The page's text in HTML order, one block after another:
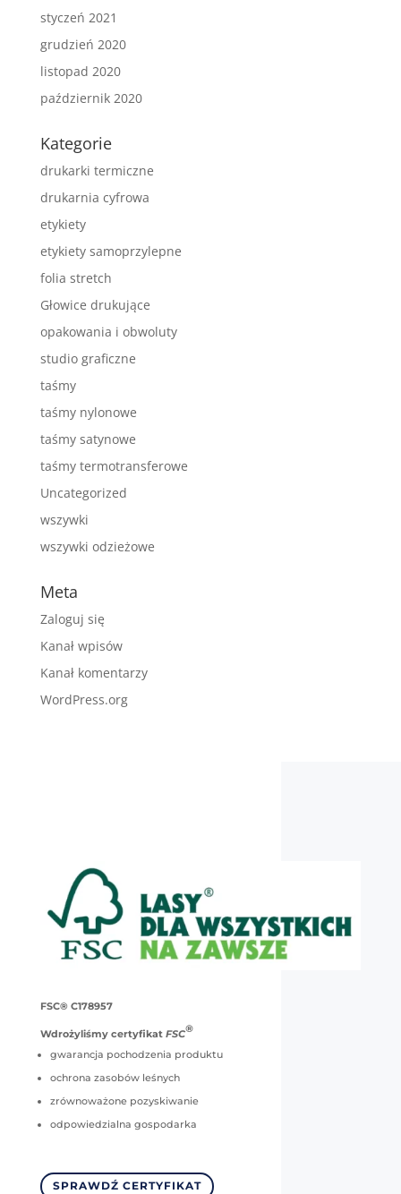
styczeń 2021
grudzień 2020
listopad 2020
październik 2020
Kategorie
drukarki termiczne
drukarnia cyfrowa
etykiety
etykiety samoprzylepne
folia stretch
Głowice drukujące
opakowania i obwoluty
studio graficzne
taśmy
taśmy nylonowe
taśmy satynowe
taśmy termotransferowe
Uncategorized
wszywki
wszywki odzieżowe
Meta
Zaloguj się
Kanał wpisów
Kanał komentarzy
WordPress.org
FSC® C178957
Wdrożyliśmy certyfikat FSC®
gwarancja pochodzenia produktu
ochrona zasobów leśnych
zrównoważone pozyskiwanie
odpowiedzialna gospodarka
SPRAWDŹ CERTYFIKAT